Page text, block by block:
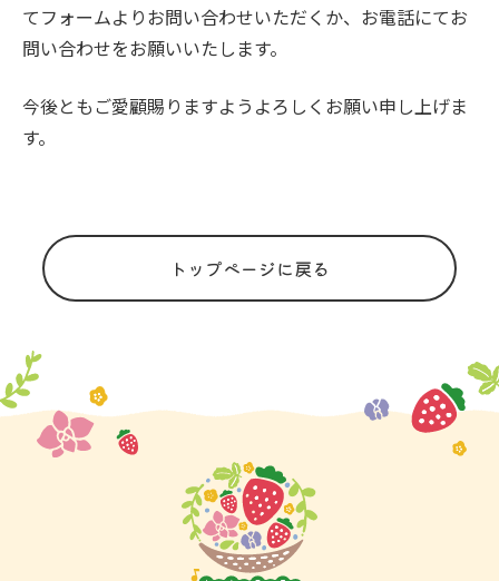
てフォームよりお問い合わせいただくか、お電話にてお
問い合わせをお願いいたします。
今後ともご愛顧賜りますようよろしくお願い申し上げま
す。
トップページに戻る